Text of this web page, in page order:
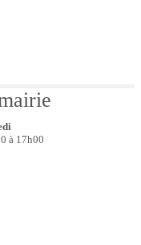
à 17h00